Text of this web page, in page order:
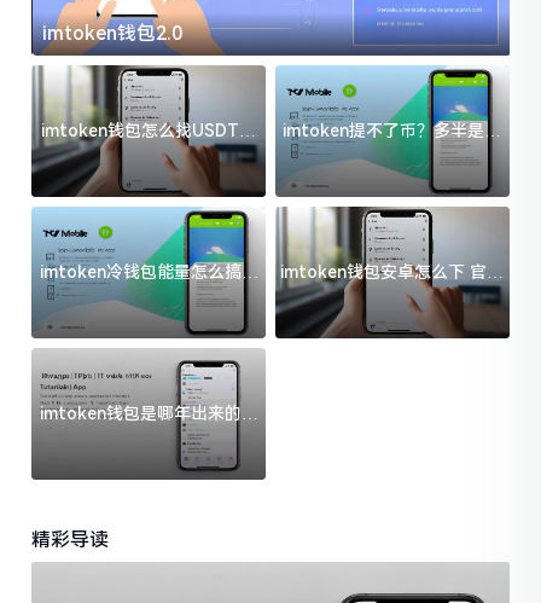
imtoken钱包2.0
imtoken钱包怎么找USDT地
址？三步搞定不踩坑
imtoken提不了币？多半是这
几件事没处理好
imtoken冷钱包能量怎么搞？
过来人告诉你门道
imtoken钱包安卓怎么下 官方
渠道避坑指南
imtoken钱包是哪年出来的？
一文给你说清楚
精彩导读